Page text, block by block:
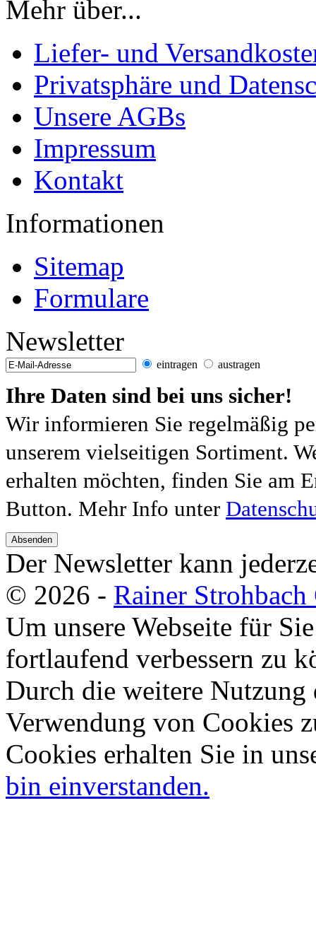
Mehr über...
Liefer- und
Privatsphäre und
Unsere AGBs
Impressum
Kontakt
Informationen
Sitemap
Formulare
Newsletter
eintragen austragen
Ihre Daten sind bei uns sicher!
Wir informieren Sie regelmäßig
unserem vielseitigen Sortiment.
erhalten möchten, finden Sie am
Button. Mehr Info unter
Absenden
Der Newsletter kann
© 2026 - Rainer
Um unsere Webseite für
fortlaufend verbessern zu
Durch die weitere Nutzung
Verwendung von Cookies
Cookies erhalten Sie in
bin einverstanden.